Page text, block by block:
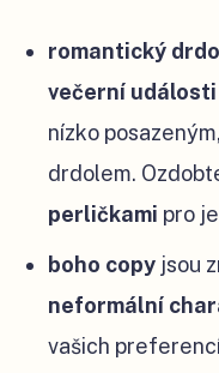
romantický
večerní
nízko
drdolem.
perličkami pro
boho copy jsou
neformální
vašich